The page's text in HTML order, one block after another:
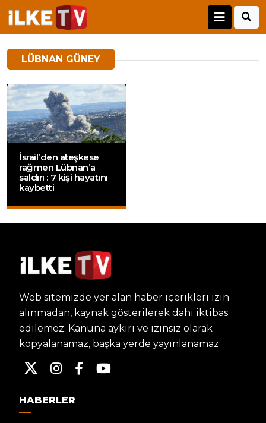
LÜBNAN GÜNEY
İsrail’den ateşkese
rağmen Lübnan’a
saldırı : 7 kişi hayatını
kaybetti
Web sitemizde yer alan haber içerikleri izin
alınmadan, kaynak gösterilerek dahi iktibas
edilemez. Kanuna aykırı ve izinsiz olarak
kopyalanamaz, başka yerde yayınlanamaz.
HABERLER